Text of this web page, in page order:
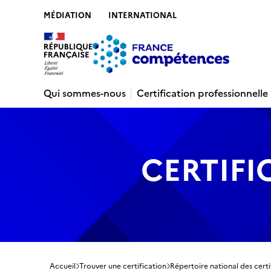
MÉDIATION INTERNATIONAL
Qui sommes-nous
Certification professionnelle
Accueil Trouver une certification Répertoire national des